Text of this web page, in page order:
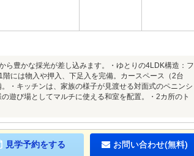
ら豊かな採光が差し込みます。・ゆとりの4LDK構造：フ
には物入や押入、下足入を完備。カースペース（2台
・キッチンは、家族の様子が見渡せる対面式のペニンシ
遊び場としてマルチに使える和室を配置。・2カ所のト
見学予約をする お問い合わせ(無料)